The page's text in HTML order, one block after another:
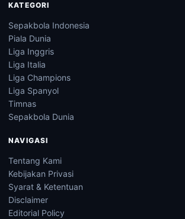
KATEGORI
Sepakbola Indonesia
Piala Dunia
Liga Inggris
Liga Italia
Liga Champions
Liga Spanyol
Timnas
Sepakbola Dunia
NAVIGASI
Tentang Kami
Kebijakan Privasi
Syarat & Ketentuan
Disclaimer
Editorial Policy